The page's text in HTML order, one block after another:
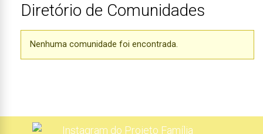
Comunidades
do
Diretório de Comunidades
Nenhuma comunidade foi encontrada.